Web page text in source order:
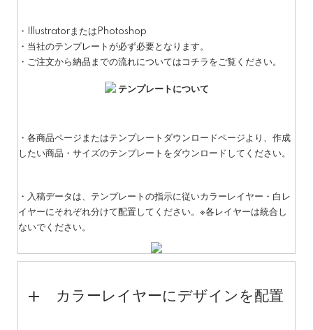
・IllustratorまたはPhotoshop
・当社のテンプレートが必ず必要となります。
・ご注文から納品までの流れについてはコチラをご覧ください。
テンプレートについて
・各商品ページまたはテンプレートダウンロードページより、作成
したい商品・サイズのテンプレートをダウンロードしてください。
・入稿データは、テンプレートの指示に従いカラーレイヤー・白レ
イヤーにそれぞれ分けて配置してください。※各レイヤーは統合し
ないでください。
カラーレイヤーにデザインを配置